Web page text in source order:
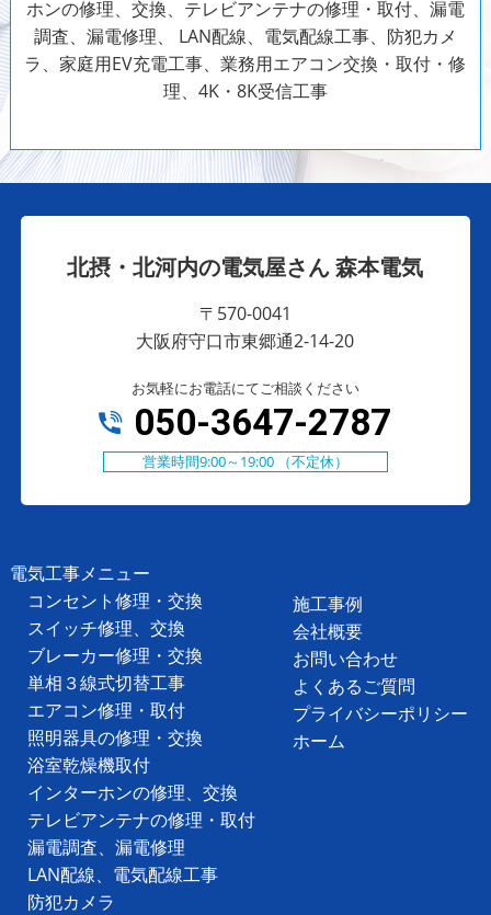
ホンの修理、交換、テレビアンテナの修理・取付、漏電
調査、漏電修理、 LAN配線、電気配線工事、防犯カメ
ラ、家庭用EV充電工事、業務用エアコン交換・取付・修
理、4K・8K受信工事
北摂・北河内の電気屋さん 森本電気
〒570-0041
大阪府守口市東郷通2-14-20
お気軽にお電話にてご相談ください
050-3647-2787
営業時間9:00～19:00 （不定休）
電気工事メニュー
コンセント修理・交換
スイッチ修理、交換
ブレーカー修理・交換
単相３線式切替工事
エアコン修理・取付
照明器具の修理・交換
浴室乾燥機取付
インターホンの修理、交換
テレビアンテナの修理・取付
漏電調査、漏電修理
LAN配線、電気配線工事
防犯カメラ
施工事例
会社概要
お問い合わせ
よくあるご質問
プライバシーポリシー
ホーム